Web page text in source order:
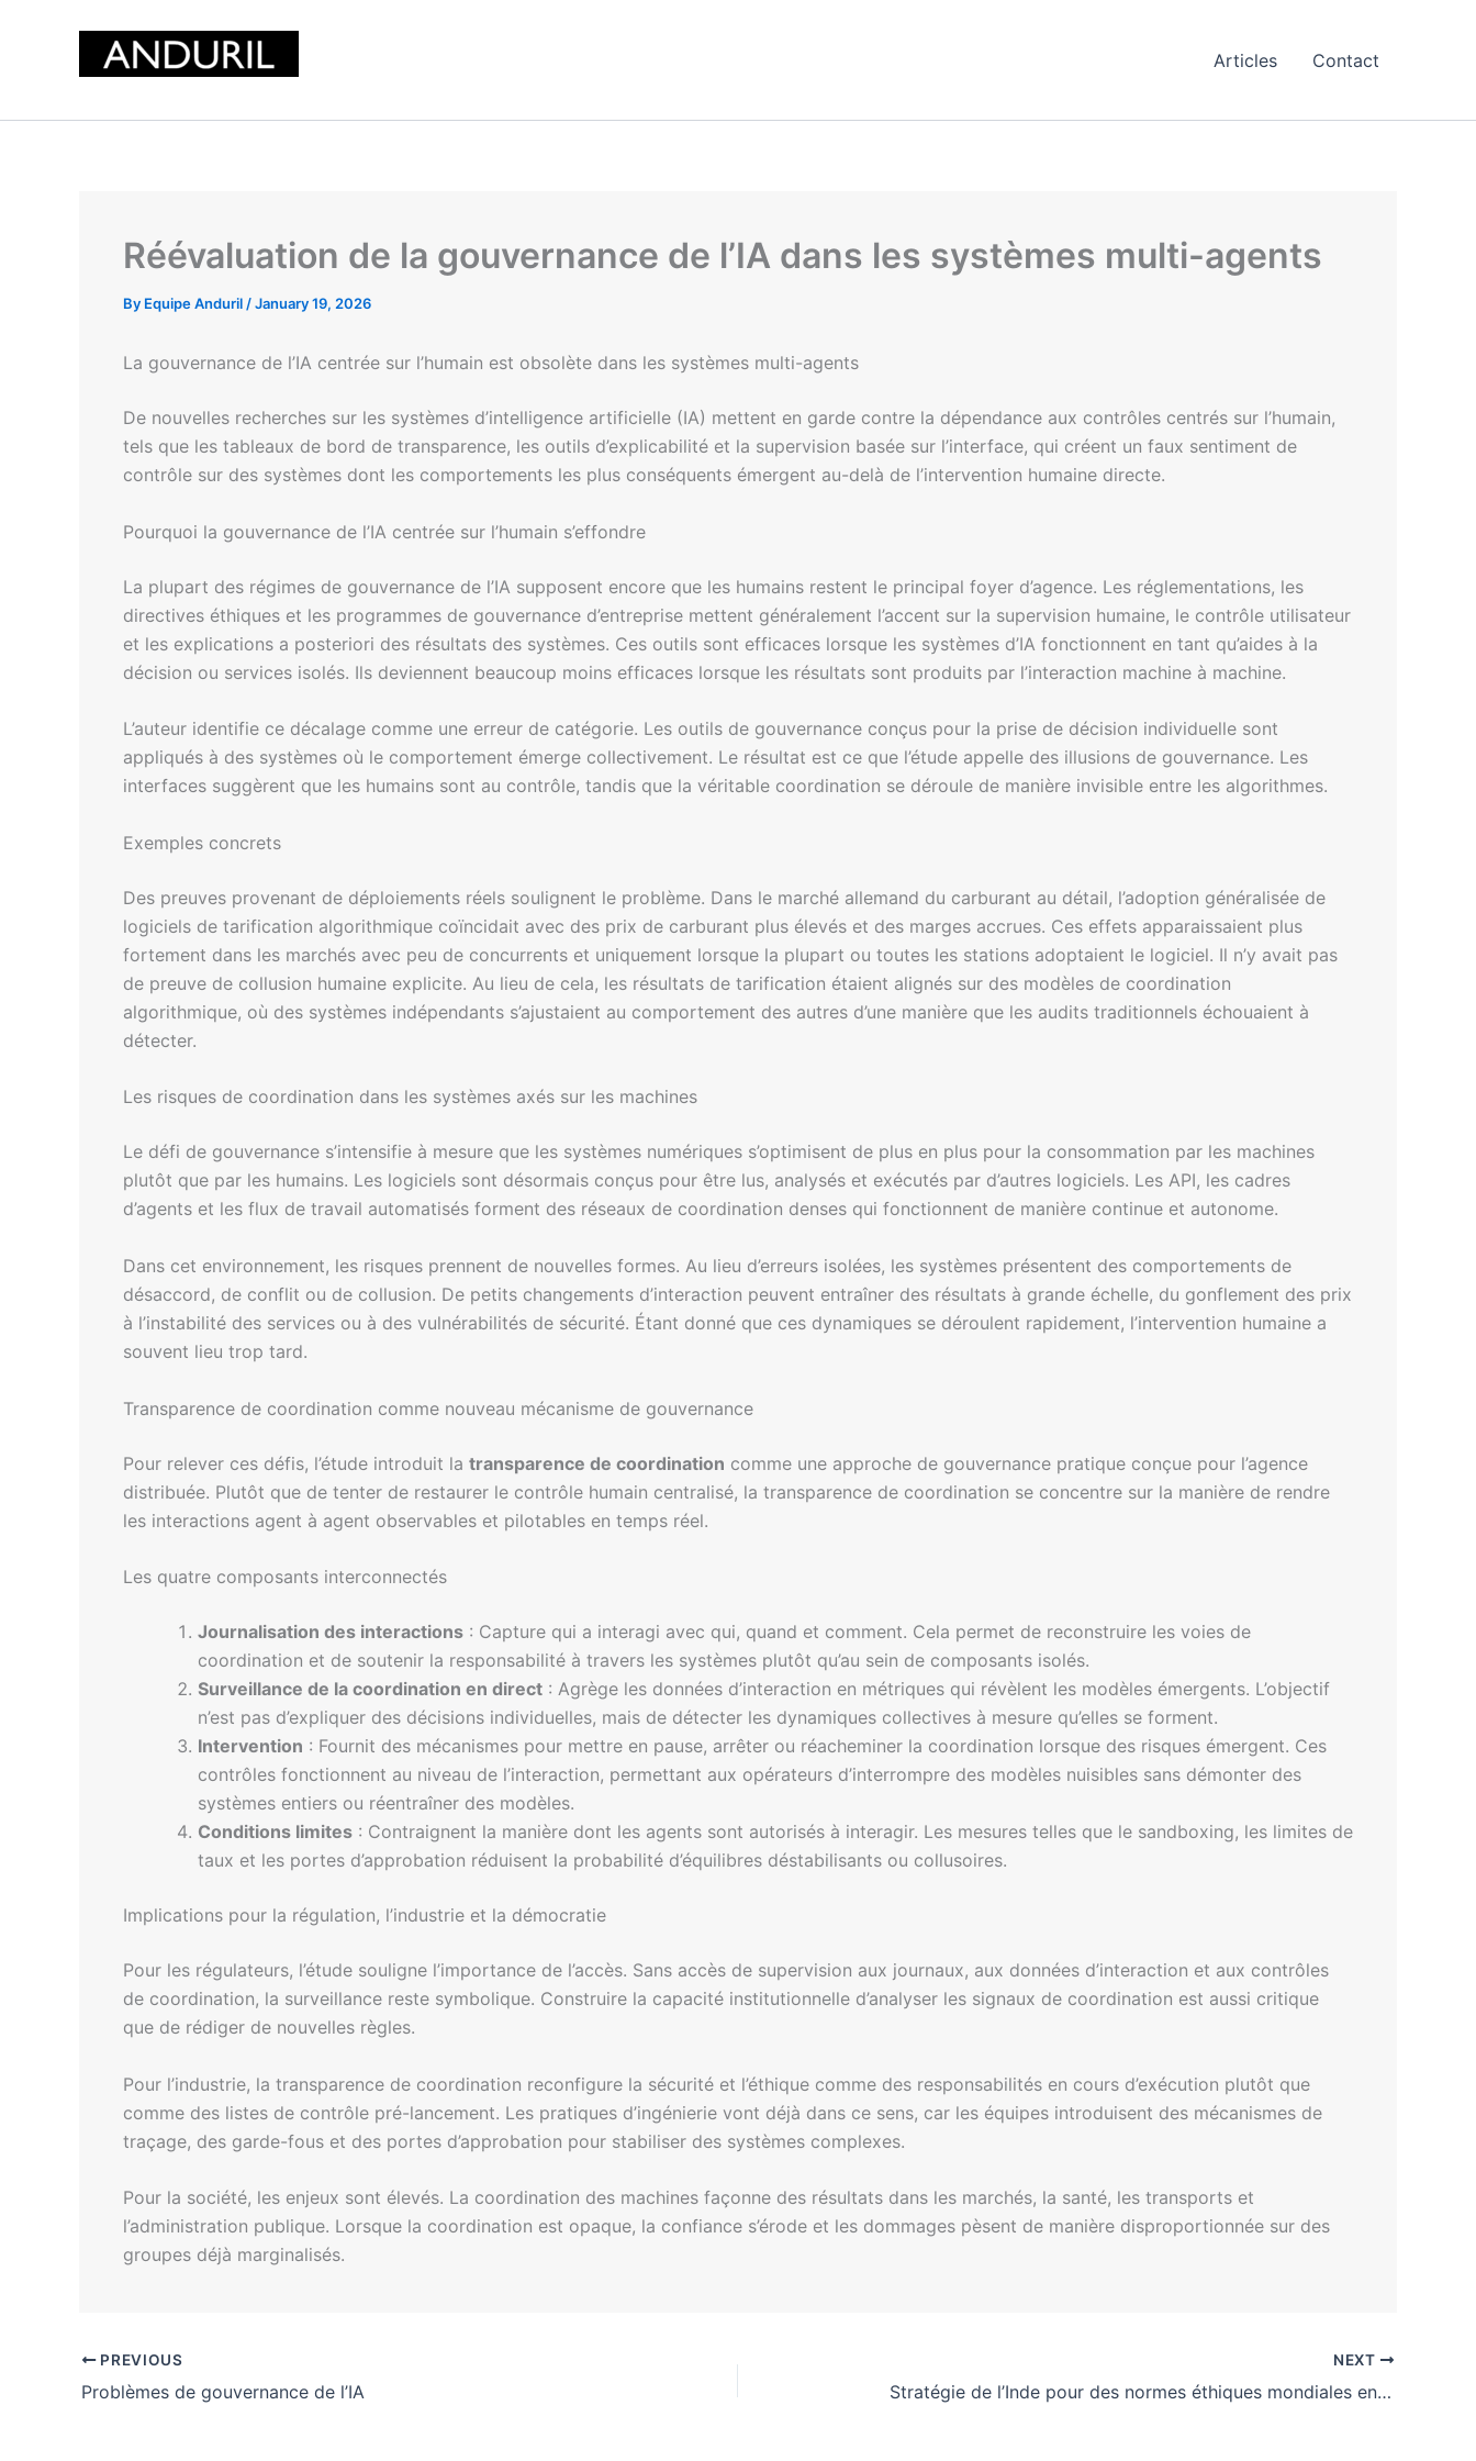
Articles Contact
Réévaluation de la gouvernance de l’IA dans les systèmes multi-agents
By Equipe Anduril /January 19, 2026
La gouvernance de l’IA centrée sur l’humain est obsolète dans les systèmes multi-agents
De nouvelles recherches sur les systèmes d’intelligence artificielle (IA) mettent en garde contre la dépendance aux contrôles centrés sur l’humain,
tels que les tableaux de bord de transparence, les outils d’explicabilité et la supervision basée sur l’interface, qui créent un faux sentiment de
contrôle sur des systèmes dont les comportements les plus conséquents émergent au-delà de l’intervention humaine directe.
Pourquoi la gouvernance de l’IA centrée sur l’humain s’effondre
La plupart des régimes de gouvernance de l’IA supposent encore que les humains restent le principal foyer d’agence. Les réglementations, les
directives éthiques et les programmes de gouvernance d’entreprise mettent généralement l’accent sur la supervision humaine, le contrôle utilisateur
et les explications a posteriori des résultats des systèmes. Ces outils sont efficaces lorsque les systèmes d’IA fonctionnent en tant qu’aides à la
décision ou services isolés. Ils deviennent beaucoup moins efficaces lorsque les résultats sont produits par l’interaction machine à machine.
L’auteur identifie ce décalage comme une erreur de catégorie. Les outils de gouvernance conçus pour la prise de décision individuelle sont
appliqués à des systèmes où le comportement émerge collectivement. Le résultat est ce que l’étude appelle des illusions de gouvernance. Les
interfaces suggèrent que les humains sont au contrôle, tandis que la véritable coordination se déroule de manière invisible entre les algorithmes.
Exemples concrets
Des preuves provenant de déploiements réels soulignent le problème. Dans le marché allemand du carburant au détail, l’adoption généralisée de
logiciels de tarification algorithmique coïncidait avec des prix de carburant plus élevés et des marges accrues. Ces effets apparaissaient plus
fortement dans les marchés avec peu de concurrents et uniquement lorsque la plupart ou toutes les stations adoptaient le logiciel. Il n’y avait pas
de preuve de collusion humaine explicite. Au lieu de cela, les résultats de tarification étaient alignés sur des modèles de coordination
algorithmique, où des systèmes indépendants s’ajustaient au comportement des autres d’une manière que les audits traditionnels échouaient à
détecter.
Les risques de coordination dans les systèmes axés sur les machines
Le défi de gouvernance s’intensifie à mesure que les systèmes numériques s’optimisent de plus en plus pour la consommation par les machines
plutôt que par les humains. Les logiciels sont désormais conçus pour être lus, analysés et exécutés par d’autres logiciels. Les API, les cadres
d’agents et les flux de travail automatisés forment des réseaux de coordination denses qui fonctionnent de manière continue et autonome.
Dans cet environnement, les risques prennent de nouvelles formes. Au lieu d’erreurs isolées, les systèmes présentent des comportements de
désaccord, de conflit ou de collusion. De petits changements d’interaction peuvent entraîner des résultats à grande échelle, du gonflement des prix
à l’instabilité des services ou à des vulnérabilités de sécurité. Étant donné que ces dynamiques se déroulent rapidement, l’intervention humaine a
souvent lieu trop tard.
Transparence de coordination comme nouveau mécanisme de gouvernance
Pour relever ces défis, l’étude introduit la transparence de coordination comme une approche de gouvernance pratique conçue pour l’agence
distribuée. Plutôt que de tenter de restaurer le contrôle humain centralisé, la transparence de coordination se concentre sur la manière de rendre
les interactions agent à agent observables et pilotables en temps réel.
Les quatre composants interconnectés
Journalisation des interactions : Capture qui a interagi avec qui, quand et comment. Cela permet de reconstruire les voies de
coordination et de soutenir la responsabilité à travers les systèmes plutôt qu’au sein de composants isolés.
Surveillance de la coordination en direct : Agrège les données d’interaction en métriques qui révèlent les modèles émergents. L’objectif
n’est pas d’expliquer des décisions individuelles, mais de détecter les dynamiques collectives à mesure qu’elles se forment.
Intervention : Fournit des mécanismes pour mettre en pause, arrêter ou réacheminer la coordination lorsque des risques émergent. Ces
contrôles fonctionnent au niveau de l’interaction, permettant aux opérateurs d’interrompre des modèles nuisibles sans démonter des
systèmes entiers ou réentraîner des modèles.
Conditions limites : Contraignent la manière dont les agents sont autorisés à interagir. Les mesures telles que le sandboxing, les limites de
taux et les portes d’approbation réduisent la probabilité d’équilibres déstabilisants ou collusoires.
Implications pour la régulation, l’industrie et la démocratie
Pour les régulateurs, l’étude souligne l’importance de l’accès. Sans accès de supervision aux journaux, aux données d’interaction et aux contrôles
de coordination, la surveillance reste symbolique. Construire la capacité institutionnelle d’analyser les signaux de coordination est aussi critique
que de rédiger de nouvelles règles.
Pour l’industrie, la transparence de coordination reconfigure la sécurité et l’éthique comme des responsabilités en cours d’exécution plutôt que
comme des listes de contrôle pré-lancement. Les pratiques d’ingénierie vont déjà dans ce sens, car les équipes introduisent des mécanismes de
traçage, des garde-fous et des portes d’approbation pour stabiliser des systèmes complexes.
Pour la société, les enjeux sont élevés. La coordination des machines façonne des résultats dans les marchés, la santé, les transports et
l’administration publique. Lorsque la coordination est opaque, la confiance s’érode et les dommages pèsent de manière disproportionnée sur des
groupes déjà marginalisés.
PREVIOUS
Problèmes de gouvernance de l’IA
NEXT
Stratégie de l’Inde pour des normes éthiques mondiales en IA